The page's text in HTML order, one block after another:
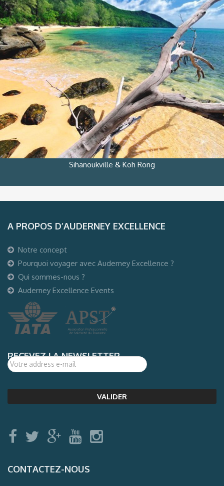
Sihanoukville & Koh Rong
A PROPOS D’AUDERNEY EXCELLENCE
Notre concept
Pourquoi voyager avec Auderney Excellence ?
Qui sommes-nous ?
Auderney Excellence Events
RECEVEZ LA NEWSLETTER
CONTACTEZ-NOUS